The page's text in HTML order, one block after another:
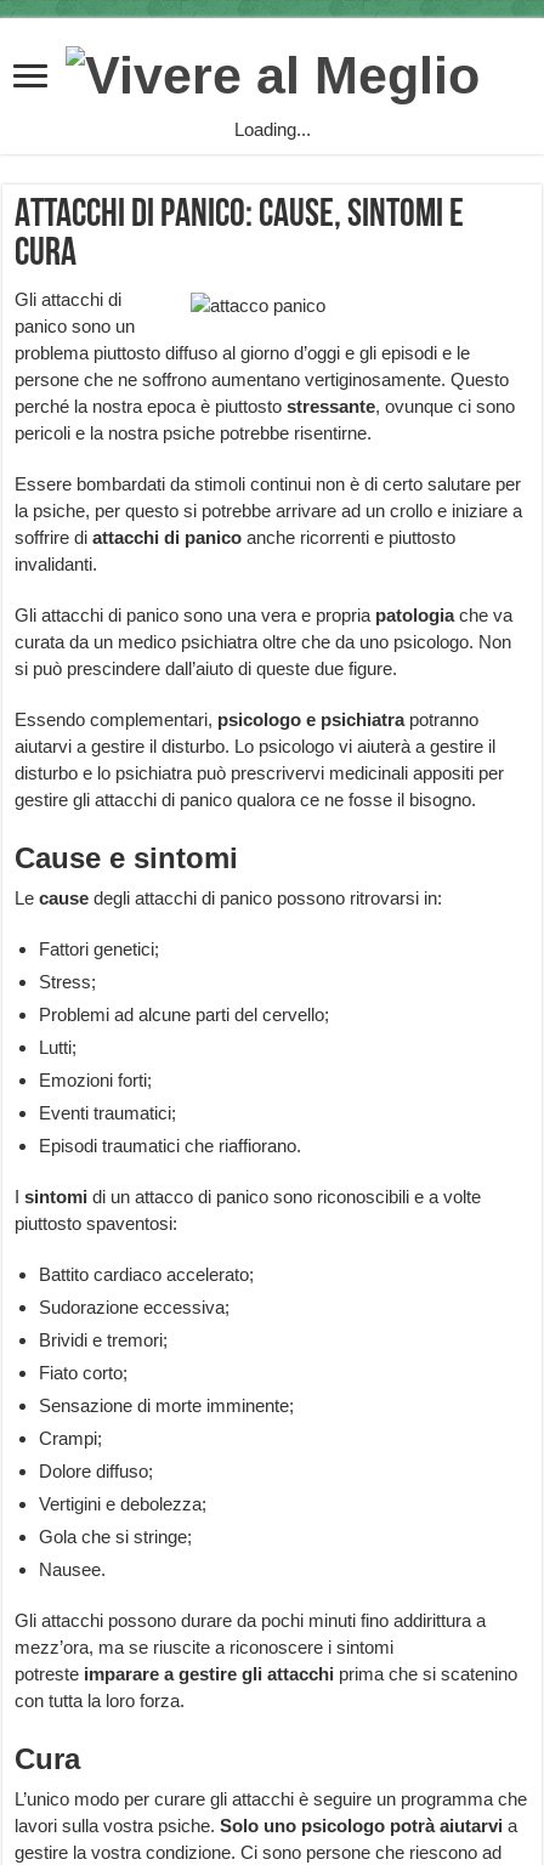
Loading...
Attacchi di panico: cause, sintomi e
cura
Gli attacchi di
panico sono un
problema piuttosto diffuso al giorno d’oggi e gli episodi e le
persone che ne soffrono aumentano vertiginosamente. Questo
perché la nostra epoca è piuttostostressante, ovunque ci sono
pericoli e la nostra psiche potrebbe risentirne.
Essere bombardati da stimoli continui non è di certo salutare per
la psiche, per questo si potrebbe arrivare ad un crollo e iniziare a
soffrire diattacchi di panico anche ricorrenti e piuttosto
invalidanti.
Gli attacchi di panico sono una vera e propria patologiache va
curata da un medico psichiatra oltre che da uno psicologo. Non
si può prescindere dall’aiuto di queste due figure.
Essendo complementari, psicologo e psichiatrapotranno
aiutarvi a gestire il disturbo. Lo psicologo vi aiuterà a gestire il
disturbo e lo psichiatra può prescrivervi medicinali appositi per
gestire gli attacchi di panico qualora ce ne fosse il bisogno.
Cause e sintomi
Lecause degli attacchi di panico possono ritrovarsi in:
Fattori genetici;
Stress;
Problemi ad alcune parti del cervello;
Lutti;
Emozioni forti;
Eventi traumatici;
Episodi traumatici che riaffiorano.
Isintomi di un attacco di panico sono riconoscibili e a volte
piuttosto spaventosi:
Battito cardiaco accelerato;
Sudorazione eccessiva;
Brividi e tremori;
Fiato corto;
Sensazione di morte imminente;
Crampi;
Dolore diffuso;
Vertigini e debolezza;
Gola che si stringe;
Nausee.
Gli attacchi possono durare da pochi minuti fino addirittura a
mezz’ora, ma se riuscite a riconoscere i sintomi
potreste imparare a gestire gli attacchi prima che si scatenino
con tutta la loro forza.
Cura
L’unico modo per curare gli attacchi è seguire un programma che
lavori sulla vostra psiche.Solo uno psicologo potrà aiutarvi a
gestire la vostra condizione. Ci sono persone che riescono ad